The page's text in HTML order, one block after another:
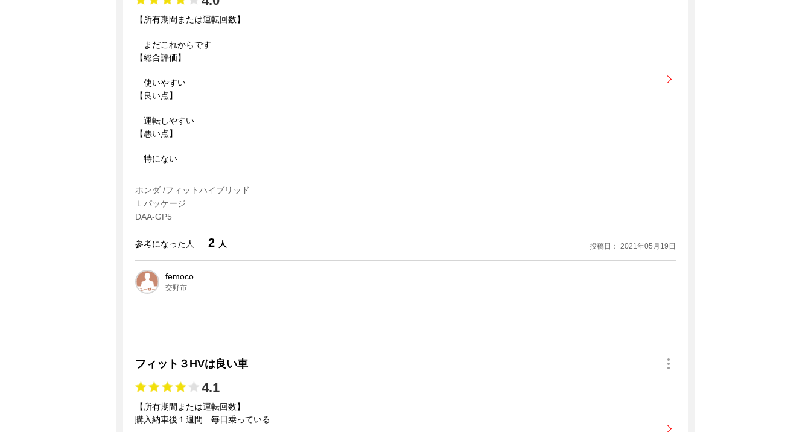
【所有期間または運転回数】
まだこれからです
【総合評価】
使いやすい
【良い点】
運転しやすい
【悪い点】
特にない
ホンダ /フィットハイブリッド
Ｌパッケージ
DAA-GP5
参考になった人 2 人 投稿日： 2021年05月19日
femoco
交野市
フィット３HVは良い車
4.1
【所有期間または運転回数】
購入納車後１週間 毎日乗っている